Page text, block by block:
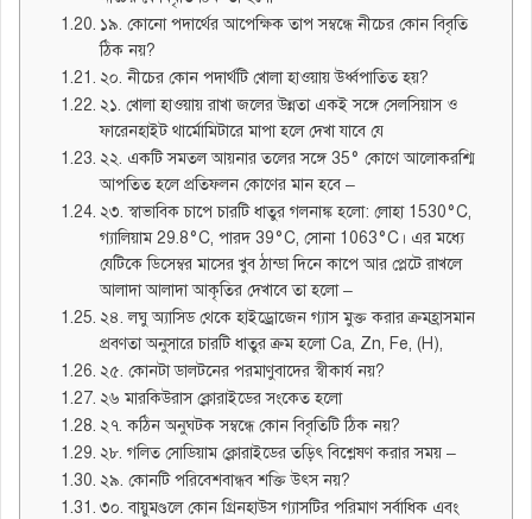
১৯. কোনো পদার্থের আপেক্ষিক তাপ সম্বন্ধে নীচের কোন বিবৃতি
ঠিক নয়?
২০. নীচের কোন পদার্থটি খোলা হাওয়ায় উর্ধ্বপাতিত হয়?
২১. খোলা হাওয়ায় রাখা জলের উন্নতা একই সঙ্গে সেলসিয়াস ও
ফারেনহাইট থার্মোমিটারে মাপা হলে দেখা যাবে যে
২২. একটি সমতল আয়নার তলের সঙ্গে 35° কোণে আলোকরশ্মি
আপতিত হলে প্রতিফলন কোণের মান হবে –
২৩. স্বাভাবিক চাপে চারটি ধাতুর গলনাঙ্ক হলো: লোহা 1530°C,
গ্যালিয়াম 29.8°C, পারদ 39°C, সোনা 1063°C। এর মধ্যে
যেটিকে ডিসেম্বর মাসের খুব ঠান্ডা দিনে কাপে আর প্লেটে রাখলে
আলাদা আলাদা আকৃতির দেখাবে তা হলো –
২৪. লঘু অ্যাসিড থেকে হাইড্রোজেন গ্যাস মুক্ত করার ক্রমহ্রাসমান
প্রবণতা অনুসারে চারটি ধাতুর ক্রম হলো Ca, Zn, Fe, (H),
২৫. কোনটা ডালটনের পরমাণুবাদের স্বীকার্য নয়?
২৬ মারকিউরাস ক্লোরাইডের সংকেত হলো
২৭. কঠিন অনুঘটক সম্বন্ধে কোন বিবৃতিটি ঠিক নয়?
২৮. গলিত সোডিয়াম ক্লোরাইডের তড়িৎ বিশ্লেষণ করার সময় –
২৯. কোনটি পরিবেশবান্ধব শক্তি উৎস নয়?
৩০. বায়ুমণ্ডলে কোন গ্রিনহাউস গ্যাসটির পরিমাণ সর্বাধিক এবং